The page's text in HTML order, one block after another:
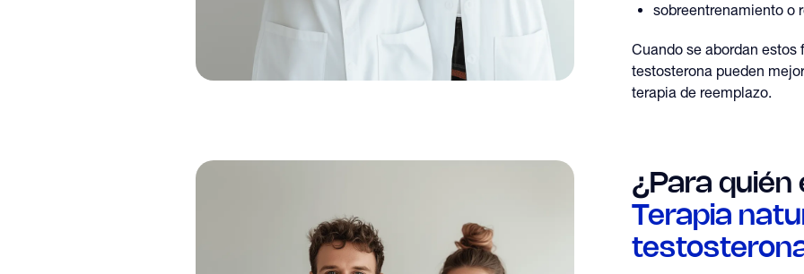
sobreentrenamiento o
Cuando se abordan estos
testosterona pueden
terapia de reemplazo.
¿Para quién
Terapia